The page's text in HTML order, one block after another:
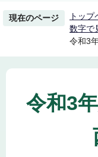
現在のページ トップ
数字で
令和3
令和3